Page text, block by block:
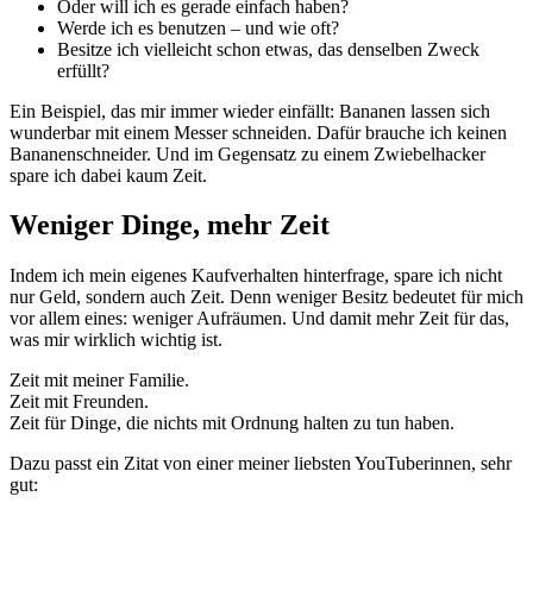
Oder will ich es gerade einfach haben?
Werde ich es benutzen – und wie oft?
Besitze ich vielleicht schon etwas, das denselben Zweck
erfüllt?
Ein Beispiel, das mir immer wieder einfällt: Bananen lassen sich
wunderbar mit einem Messer schneiden. Dafür brauche ich keinen
Bananenschneider. Und im Gegensatz zu einem Zwiebelhacker
spare ich dabei kaum Zeit.
Weniger Dinge, mehr Zeit
Indem ich mein eigenes Kaufverhalten hinterfrage, spare ich nicht
nur Geld, sondern auch Zeit. Denn weniger Besitz bedeutet für mich
vor allem eines: weniger Aufräumen. Und damit mehr Zeit für das,
was mir wirklich wichtig ist.
Zeit mit meiner Familie.
Zeit mit Freunden.
Zeit für Dinge, die nichts mit Ordnung halten zu tun haben.
Dazu passt ein Zitat von einer meiner liebsten YouTuberinnen, sehr
gut: